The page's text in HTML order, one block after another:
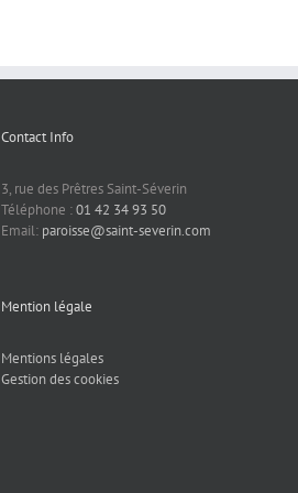
Contact Info
3, rue des Prêtres Saint-Séverin
Téléphone :01 42 34 93 50
Email: paroisse@saint-severin.com
Mention légale
Mentions légales
Gestion des cookies